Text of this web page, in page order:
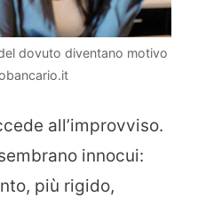
dovuto diventano motivo
all’improvviso.
innocui:
più rigido,